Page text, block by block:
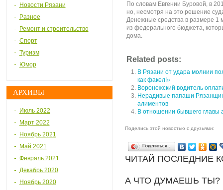
Новости Рязани
Разное
Ремонт и строительство
Спорт
Туризм
Юмор
АРХИВЫ
Июль 2022
Март 2022
Ноябрь 2021
Май 2021
Февраль 2021
Декабрь 2020
Ноябрь 2020
По словам Евгении Буровой, в
но, несмотря на это решение
Денежные средства в размере 1
из федерального бюджета,
дома.
Related posts:
В Рязани от удара молнии
как факел!»
Воронежский водитель
Нерадивые папаши
алиментов
В отношении бывшего главы
Поделись этой новостью с друзьями:
Поделиться…
ЧИТАЙ ПОСЛЕДНИЕ
А ЧТО ДУМАЕШЬ